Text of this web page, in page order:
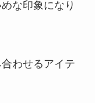
な印象になり
わせるアイテ